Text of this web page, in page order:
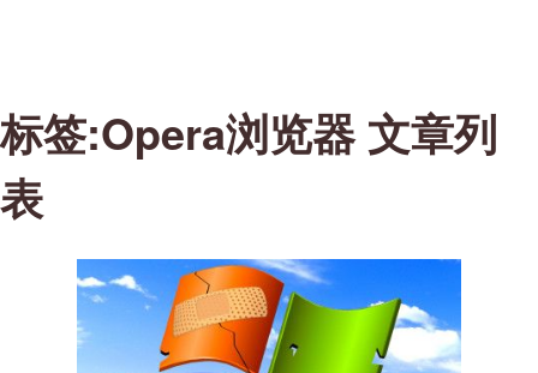
标签:Opera浏览器 文章列
表